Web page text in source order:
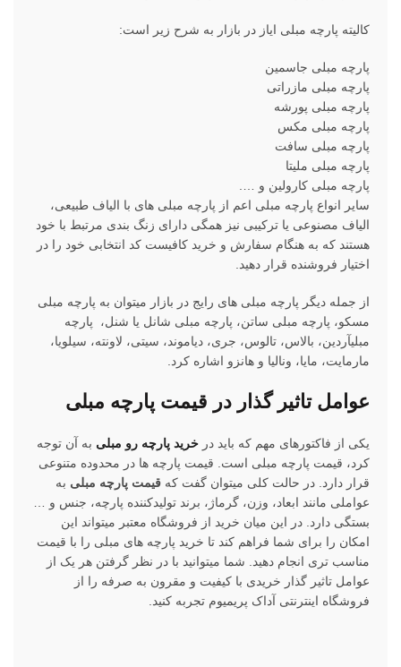
کالیته پارچه مبلی ایاز در بازار به شرح زیر است:
پارچه مبلی جاسمین
پارچه مبلی مازراتی
پارچه مبلی پورشه
پارچه مبلی مکس
پارچه مبلی سافت
پارچه مبلی ملیتا
پارچه مبلی کارولین و ….
سایر انواع پارچه مبلی اعم از پارچه مبلی های با الیاف طبیعی،
الیاف مصنوعی یا ترکیبی نیز همگی دارای زنگ بندی مرتبط با خود
هستند که به هنگام سفارش و خرید کافیست کد انتخابی خود را در
اختیار فروشنده قرار دهید.
از جمله دیگر پارچه مبلی های رایج در بازار میتوان به پارچه مبلی
مسکو، پارچه مبلی ساتن، پارچه مبلی شانل یا شنل، پارچه
مبلیآردین، بالاس، تالوس، جری، دیاموند، سیتی، لاونته، سیلویا،
مارمایت، مایا، ونالیا و هانزو اشاره کرد.
عوامل تاثیر گذار در قیمت پارچه مبلی
یکی از فاکتورهای مهم که باید در خرید پارچه رو مبلی به آن توجه
کرد، قیمت پارچه مبلی است. قیمت پارچه ها در محدوده متنوعی
قرار دارد. در حالت کلی میتوان گفت که قیمت پارچه مبلی به
عواملی مانند ابعاد، وزن، گرماژ، برند تولیدکننده پارچه، جنس و …
بستگی دارد. در این میان خرید از فروشگاه معتبر میتواند این
امکان را برای شما فراهم کند تا خرید پارچه های مبلی را با قیمت
مناسب تری انجام دهید. شما میتوانید با در نظر گرفتن هر یک از
عوامل تاثیر گذار خریدی با کیفیت و مقرون به صرفه را از
فروشگاه اینترنتی آداک پریمیوم تجربه کنید.